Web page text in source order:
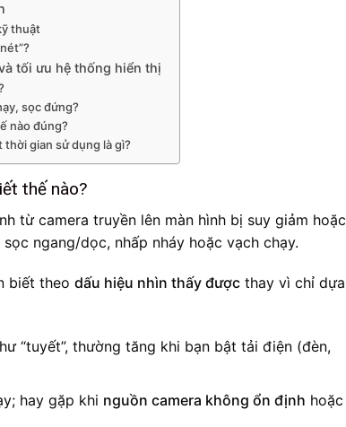
thuật
tối ưu hệ thống hiển thị
sọc đứng?
nào đúng?
thời gian sử dụng là gì?
thế nào?
từ camera truyền lên màn hình bị suy giảm hoặc
ngang/dọc, nhấp nháy hoặc vạch chạy.
biết theo dấu hiệu nhìn thấy được thay vì chỉ dựa
“tuyết”, thường tăng khi bạn bật tải điện (đèn,
hay gặp khi nguồn camera không ổn định hoặc